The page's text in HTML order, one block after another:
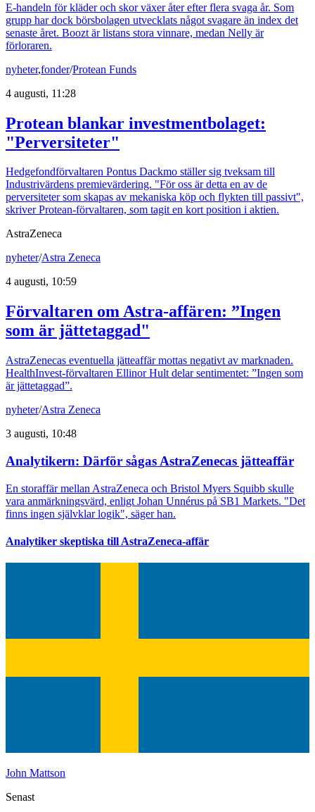
E-handeln för kläder och skor växer åter efter flera svaga år. Som
grupp har dock börsbolagen utvecklats något svagare än index det
senaste året. Boozt är listans stora vinnare, medan Nelly är
förloraren.
nyheter,fonder/Protean Funds
4 augusti, 11:28
Protean blankar investmentbolaget:
"Perversiteter"
Hedgefondförvaltaren Pontus Dackmo ställer sig tveksam till
Industrivärdens premievärdering. "För oss är detta en av de
perversiteter som skapas av mekaniska köp och flykten till passivt",
skriver Protean-förvaltaren, som tagit en kort position i aktien.
AstraZeneca
nyheter/Astra Zeneca
4 augusti, 10:59
Förvaltaren om Astra-affären: ”Ingen
som är jättetaggad"
AstraZenecas eventuella jätteaffär mottas negativt av marknaden.
HealthInvest-förvaltaren Ellinor Hult delar sentimentet: ”Ingen som
är jättetaggad”.
nyheter/Astra Zeneca
3 augusti, 10:48
Analytikern: Därför sågas AstraZenecas jätteaffär
En storaffär mellan AstraZeneca och Bristol Myers Squibb skulle
vara anmärkningsvärd, enligt Johan Unnérus på SB1 Markets. "Det
finns ingen självklar logik", säger han.
Analytiker skeptiska till AstraZeneca-affär
John Mattson
Senast